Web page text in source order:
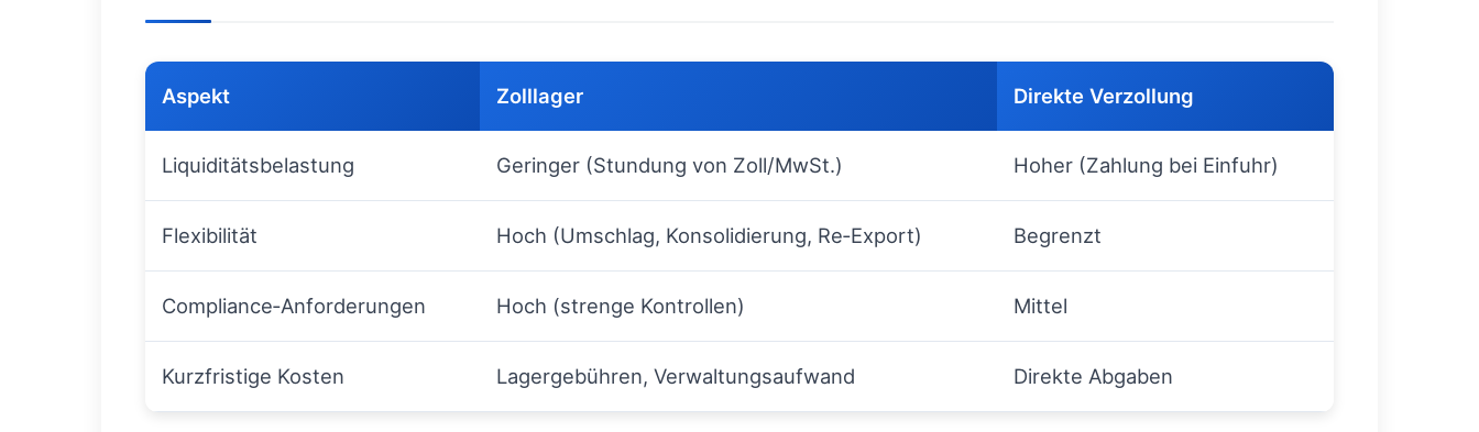
Aspekt Zolllager Direkte Verzollung
Liquiditätsbelastung Geringer (Stundung von Zoll/MwSt.) Hoher (Zahlung bei Einfuhr)
Flexibilität Hoch (Umschlag, Konsolidierung, Re‑Export) Begrenzt
Compliance‑Anforderungen Hoch (strenge Kontrollen) Mittel
Kurzfristige Kosten Lagergebühren, Verwaltungsaufwand Direkte Abgaben